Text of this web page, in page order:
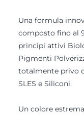
Una formula
composto fino al
principi attivi
Pigmenti
totalmente privo
SLES e Siliconi.
Un colore